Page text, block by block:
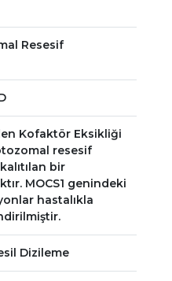
Resesif
Kofaktör Eksikliği
resesif
bir
MOCS1 genindeki
hastalıkla
Dizileme